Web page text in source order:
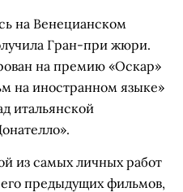
на Венецианском
Гран-при жюри.
на премию «Оскар»
на иностранном языке»
итальянской
из самых личных работ
предыдущих фильмов,